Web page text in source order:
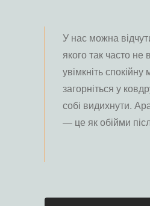
У нас можна
якого так часто не
увімкніть спокійну
загорніться у
собі видихнути.
— це як обійми